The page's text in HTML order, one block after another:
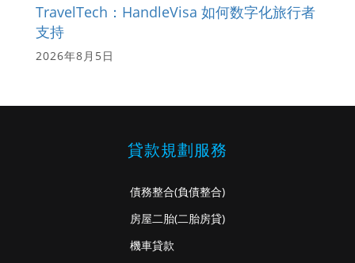
TravelTech：HandleVisa 如何数字化旅行者
支持
2026年8月5日
貸款規劃服務
債務整合(負債整合)
房屋二胎(二胎房貸)
機車貸款